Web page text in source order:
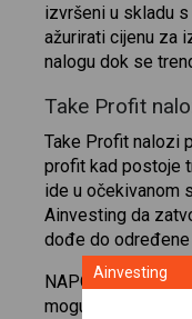
izvršeni u skladu
ažurirati cijenu za
nalogu dok se
Take Profit
Take Profit nalozi
profit kad postoje
ide u očekivanom
Ainvesting da
dođe do određene
NAPOMENA: Na
mogu abnormalno
Ainvesting